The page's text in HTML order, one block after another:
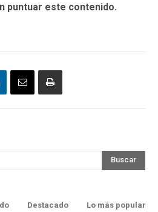
puntuar este contenido.
Buscar
Destacado Lo más popular